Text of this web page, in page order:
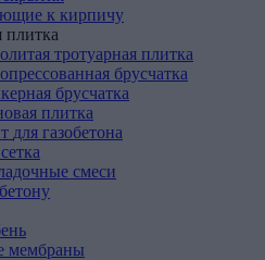
к кирпичу
плитка
тротуарная плитка
брусчатка
брусчатка
плитка
для газобетона
сетка
смеси
бетону
мембраны